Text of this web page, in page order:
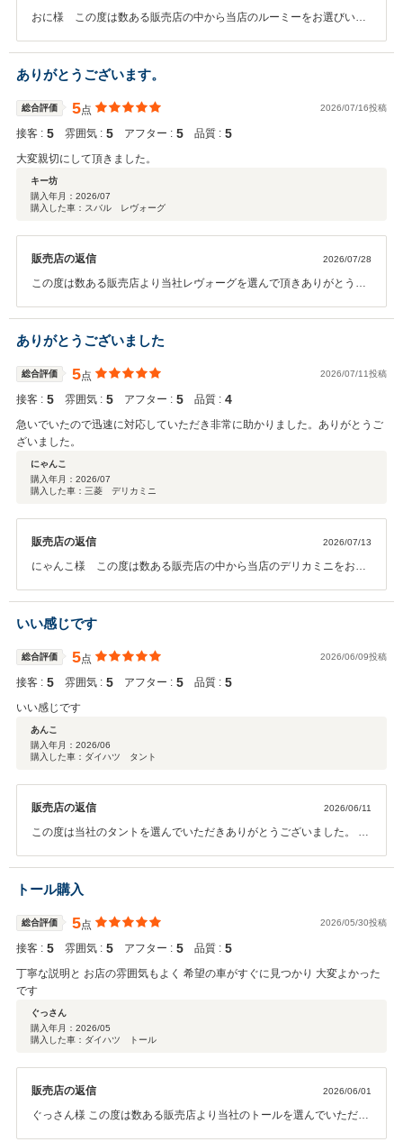
おに様 この度は数ある販売店の中から当店のルーミーをお選びいた
ご準備もありがとうございました。お車のことで何かありましたら、
どうぞお気軽にご相談くださいませ。 今後も素敵なカーライフをお送
りください。またのご来店をスタッフ一同心からお待ちしておりま
す。
ありがとうございます。
総合評価 5点 2026/07/16投稿
接客 : 5 雰囲気 : 5 アフター : 5 品質 : 5
大変親切にして頂きました。
キー坊
購入年月： 2026/07
購入した車：スバル レヴォーグ
販売店の返信 2026/07/28
この度は数ある販売店より当社レヴォーグを選んで頂きありがとうご
する事ができました。 ありがとうございます。また、当店をご利用く
ださいませ。
ありがとうございました
総合評価 5点 2026/07/11投稿
接客 : 5 雰囲気 : 5 アフター : 5 品質 : 4
急いでいたので迅速に対応していただき非常に助かりました。ありがとうご
ざいました。
にゃんこ
購入年月： 2026/07
購入した車：三菱 デリカミニ
販売店の返信 2026/07/13
にゃんこ様 この度は数ある販売店の中から当店のデリカミニをお選
です。コーティングも施工させていただきデリカミニがピカピカでし
たね。 メンテナンスもCARマルシェにできることがあれば全力でサポ
ートさせていただきますね。 これからデリカミニと素敵なカーライフ
をお楽しみくださいませ。
いい感じです
総合評価 5点 2026/06/09投稿
接客 : 5 雰囲気 : 5 アフター : 5 品質 : 5
いい感じです
あんこ
購入年月： 2026/06
購入した車：ダイハツ タント
販売店の返信 2026/06/11
この度は当社のタントを選んでいただきありがとうございました。 メ
ます。
トール購入
総合評価 5点 2026/05/30投稿
接客 : 5 雰囲気 : 5 アフター : 5 品質 : 5
丁寧な説明と お店の雰囲気もよく 希望の車がすぐに見つかり 大変よかった
です
ぐっさん
購入年月： 2026/05
購入した車：ダイハツ トール
販売店の返信 2026/06/01
ぐっさん様 この度は数ある販売店より当社のトールを選んでいただ